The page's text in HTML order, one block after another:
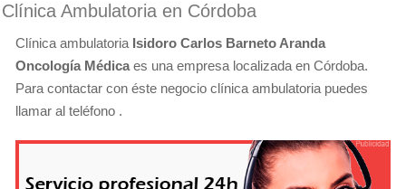
Clínica Ambulatoria en Córdoba
Clínica ambulatoria Isidoro Carlos Barneto Aranda
Oncología Médica es una empresa localizada en Córdoba.
Para contactar con éste negocio clínica ambulatoria puedes
llamar al teléfono .